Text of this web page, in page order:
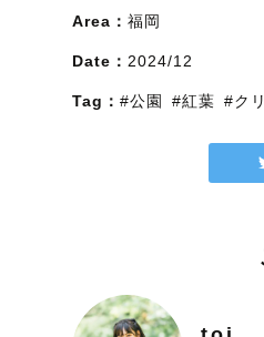
Area： 福岡
Date： 2024/12
Tag： #公園 #紅葉 #ク